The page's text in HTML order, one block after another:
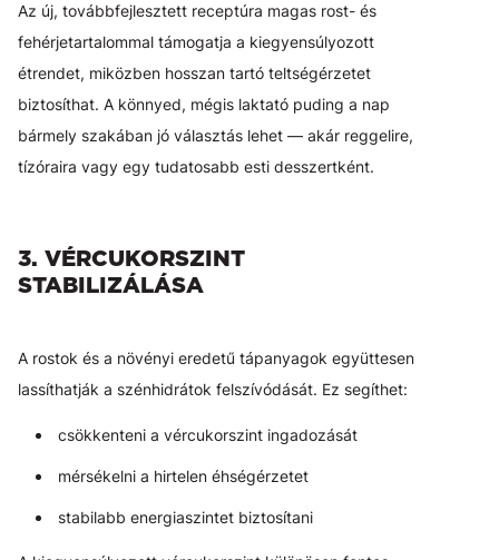
Az új, továbbfejlesztett receptúra magas rost- és
fehérjetartalommal támogatja a kiegyensúlyozott
étrendet, miközben hosszan tartó teltségérzetet
biztosíthat. A könnyed, mégis laktató puding a nap
bármely szakában jó választás lehet — akár reggelire,
tízóraira vagy egy tudatosabb esti desszertként.
3. VÉRCUKORSZINT
STABILIZÁLÁSA
A rostok és a növényi eredetű tápanyagok együttesen
lassíthatják a szénhidrátok felszívódását. Ez segíthet:
csökkenteni a vércukorszint ingadozását
mérsékelni a hirtelen éhségérzetet
stabilabb energiaszintet biztosítani